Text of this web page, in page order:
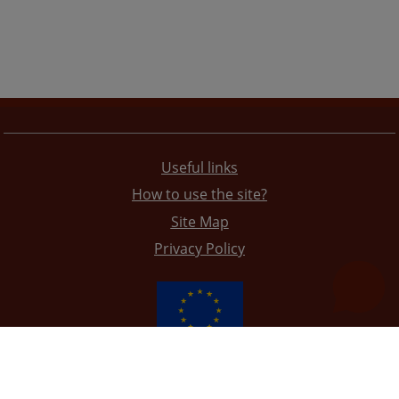
Useful links
How to use the site?
Site Map
Privacy Policy